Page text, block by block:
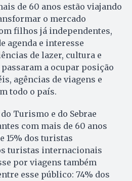
de 60 anos estão viajando
o mercado
filhos já independentes,
agenda e interesse
de lazer, cultura e
a ocupar posição
agências de viagens e
todo o país.
Turismo e do Sebrae
com mais de 60 anos
15% dos turistas
turistas internacionais
por viagens também
esse público: 74% dos